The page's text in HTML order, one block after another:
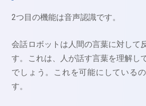
2つ目の機能は音声認識です。
会話ロボットは人間の言葉に対して
す。これは、人が話す言葉を理解し
でしょう。これを可能にしている
す。